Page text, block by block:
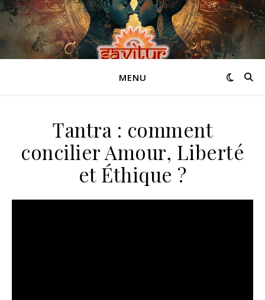
MENU
Tantra : comment
concilier Amour, Liberté
et Éthique ?